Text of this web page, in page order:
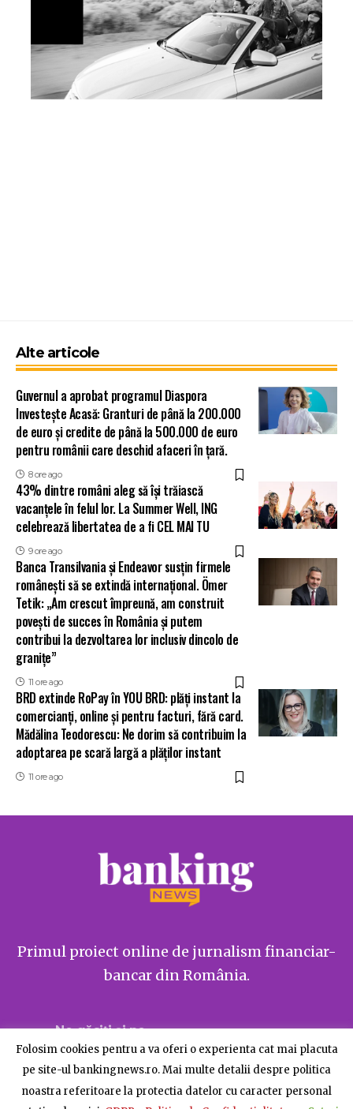
Alte articole
Guvernul a aprobat programul Diaspora
Investește Acasă: Granturi de până la 200.000
de euro și credite de până la 500.000 de euro
pentru românii care deschid afaceri în țară.
8 ore ago
43% dintre români aleg să își trăiască
vacanțele în felul lor. La Summer Well, ING
celebrează libertatea de a fi CEL MAI TU
9 ore ago
Banca Transilvania și Endeavor susțin firmele
românești să se extindă internațional. Ömer
Tetik: „Am crescut împreună, am construit
povești de succes în România și putem
contribui la dezvoltarea lor inclusiv dincolo de
granițe”
11 ore ago
BRD extinde RoPay în YOU BRD: plăți instant la
comercianți, online și pentru facturi, fără card.
Mădălina Teodorescu: Ne dorim să contribuim la
adoptarea pe scară largă a plăților instant
11 ore ago
Primul proiect online de jurnalism financiar-
bancar din România.
Ne găsiți și pe
Folosim cookies pentru a va oferi o experienta cat mai placuta
pe site-ul bankingnews.ro. Mai multe detalii despre politica
noastra referitoare la protectia datelor cu caracter personal